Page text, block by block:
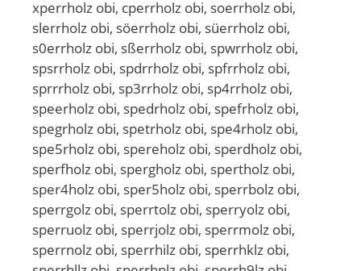
xperrholz obi, cperrholz obi, soerrholz obi,
slerrholz obi, söerrholz obi, süerrholz obi,
s0errholz obi, sßerrholz obi, spwrrholz obi,
spsrrholz obi, spdrrholz obi, spfrrholz obi,
sprrrholz obi, sp3rrholz obi, sp4rrholz obi,
speerholz obi, spedrholz obi, spefrholz obi,
spegrholz obi, spetrholz obi, spe4rholz obi,
spe5rholz obi, spereholz obi, sperdholz obi,
sperfholz obi, spergholz obi, spertholz obi,
sper4holz obi, sper5holz obi, sperrbolz obi,
sperrgolz obi, sperrtolz obi, sperryolz obi,
sperruolz obi, sperrjolz obi, sperrmolz obi,
sperrnolz obi, sperrhilz obi, sperrhklz obi,